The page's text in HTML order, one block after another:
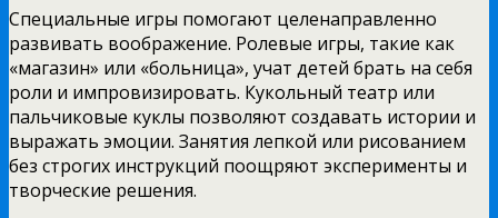
Специальные игры помогают целенаправленно
развивать воображение. Ролевые игры, такие как
«магазин» или «больница», учат детей брать на себя
роли и импровизировать. Кукольный театр или
пальчиковые куклы позволяют создавать истории и
выражать эмоции. Занятия лепкой или рисованием
без строгих инструкций поощряют эксперименты и
творческие решения.